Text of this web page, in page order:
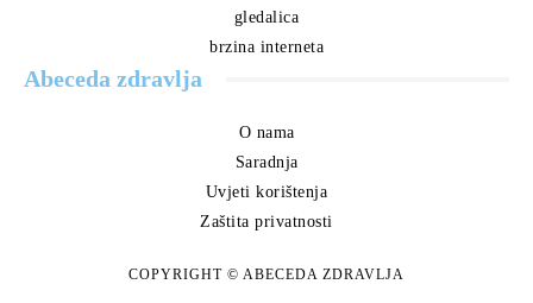
gledalica
brzina interneta
Abeceda zdravlja
O nama
Saradnja
Uvjeti korištenja
Zaštita privatnosti
COPYRIGHT © ABECEDA ZDRAVLJA